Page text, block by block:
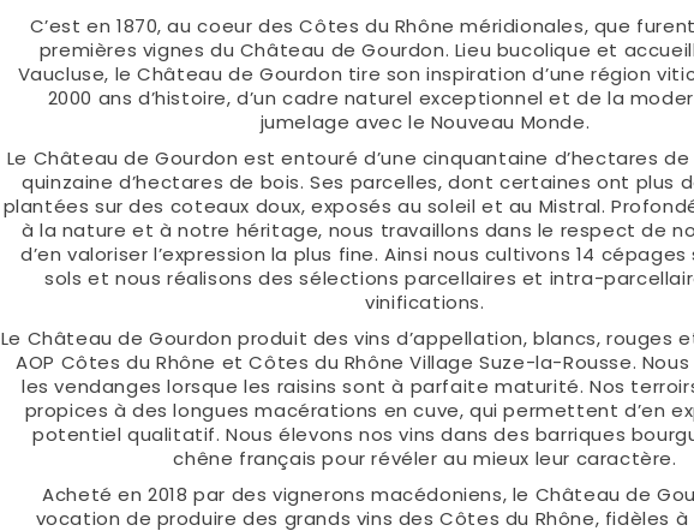
C’est en 1870, au coeur des Côtes du Rhône méridionales, que
premières vignes du Château de Gourdon. Lieu bucolique et
Vaucluse, le Château de Gourdon tire son inspiration d’une région
2000 ans d’histoire, d’un cadre naturel exceptionnel et de la
jumelage avec le Nouveau Monde.
Le Château de Gourdon est entouré d’une cinquantaine d’hectares de
quinzaine d’hectares de bois. Ses parcelles, dont certaines ont plus
plantées sur des coteaux doux, exposés au soleil et au Mistral.
à la nature et à notre héritage, nous travaillons dans le respect de
d’en valoriser l’expression la plus fine. Ainsi nous cultivons 14
sols et nous réalisons des sélections parcellaires et intra-
vinifications.
Le Château de Gourdon produit des vins d’appellation, blancs, rouges
AOP Côtes du Rhône et Côtes du Rhône Village Suze-la-Rousse.
les vendanges lorsque les raisins sont à parfaite maturité. Nos
propices à des longues macérations en cuve, qui permettent d’en
potentiel qualitatif. Nous élevons nos vins dans des barriques
chêne français pour révéler au mieux leur caractère.
Acheté en 2018 par des vignerons macédoniens, le Château de
vocation de produire des grands vins des Côtes du Rhône, fidèles à